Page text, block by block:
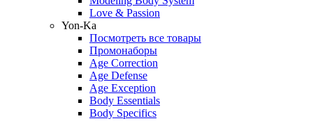
Love & Passion
Yon-Ka
Посмотреть все товары
Промонаборы
Age Correction
Age Defense
Age Exception
Body Essentials
Body Specifics